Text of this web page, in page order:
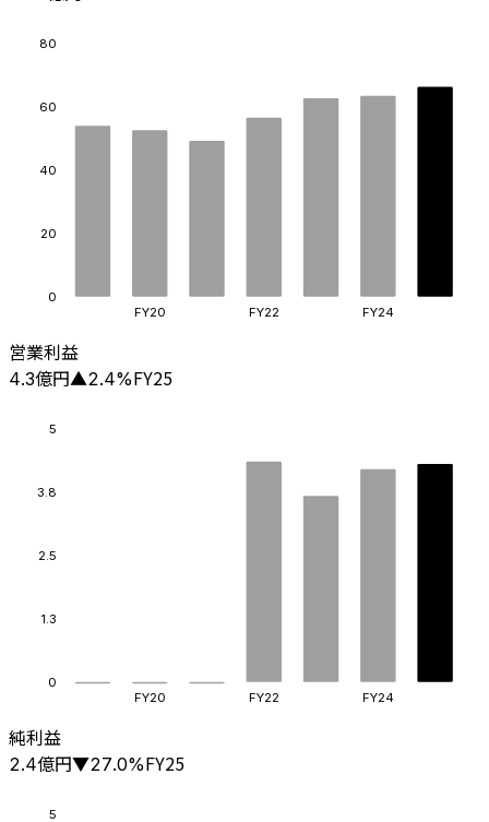
0
20
40
60
80
FY20 FY22 FY24
営業利益
4.3億円▲2.4%FY25
0
1.3
2.5
3.8
5
FY20 FY22 FY24
純利益
2.4億円▼27.0%FY25
5